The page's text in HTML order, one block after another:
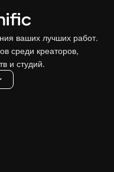
ваших лучших работ.
среди креаторов,
и студий.